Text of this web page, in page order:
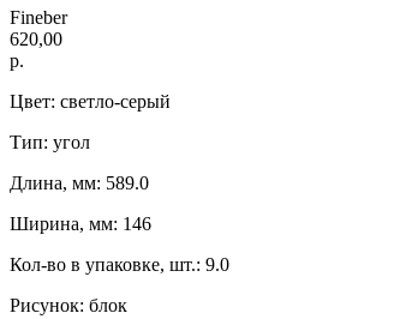
Fineber
620,00
р.
Цвет: светло-серый
Тип: угол
Длина, мм: 589.0
Ширина, мм: 146
Кол-во в упаковке, шт.: 9.0
Рисунок: блок